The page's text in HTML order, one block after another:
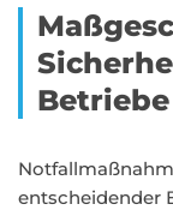
entscheidender